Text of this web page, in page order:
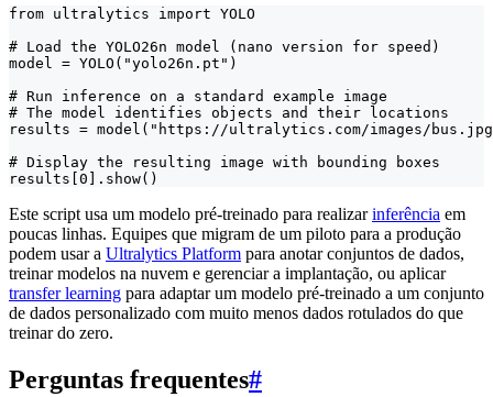
from ultralytics import YOLO
# Load the YOLO26n model (nano version for speed)
model = YOLO("yolo26n.pt")
# Run inference on a standard example image
# The model identifies objects and their locations
results = model("https://ultralytics.com/images/
# Display the resulting image with bounding boxes
results[0].show()
Este script usa um modelo pré-treinado para realizarinferência em
poucas linhas. Equipes que migram de um piloto para a produção
podem usar a Ultralytics Platform para anotar conjuntos de dados,
treinar modelos na nuvem e gerenciar a implantação, ou aplicar
transfer learning para adaptar um modelo pré-treinado a um conjunto
de dados personalizado com muito menos dados rotulados do que
treinar do zero.
Perguntas frequentes#